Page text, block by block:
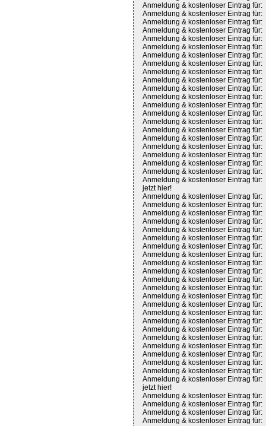
Anmeldung & kostenloser Eintrag für:
Anmeldung & kostenloser Eintrag für:
Anmeldung & kostenloser Eintrag für:
Anmeldung & kostenloser Eintrag für:
Anmeldung & kostenloser Eintrag für:
Anmeldung & kostenloser Eintrag für:
Anmeldung & kostenloser Eintrag für:
Anmeldung & kostenloser Eintrag für:
Anmeldung & kostenloser Eintrag für:
Anmeldung & kostenloser Eintrag für:
Anmeldung & kostenloser Eintrag für:
Anmeldung & kostenloser Eintrag für:
Anmeldung & kostenloser Eintrag für:
Anmeldung & kostenloser Eintrag für:
Anmeldung & kostenloser Eintrag für:
Anmeldung & kostenloser Eintrag für:
Anmeldung & kostenloser Eintrag für:
Anmeldung & kostenloser Eintrag für:
Anmeldung & kostenloser Eintrag für:
Anmeldung & kostenloser Eintrag für:
Anmeldung & kostenloser Eintrag für:
Anmeldung & kostenloser Eintrag für:
jetzt hier!
Anmeldung & kostenloser Eintrag für:
Anmeldung & kostenloser Eintrag für:
Anmeldung & kostenloser Eintrag für:
Anmeldung & kostenloser Eintrag für:
Anmeldung & kostenloser Eintrag für:
Anmeldung & kostenloser Eintrag für:
Anmeldung & kostenloser Eintrag für:
Anmeldung & kostenloser Eintrag für:
Anmeldung & kostenloser Eintrag für:
Anmeldung & kostenloser Eintrag für:
Anmeldung & kostenloser Eintrag für:
Anmeldung & kostenloser Eintrag für:
Anmeldung & kostenloser Eintrag für:
Anmeldung & kostenloser Eintrag für:
Anmeldung & kostenloser Eintrag für:
Anmeldung & kostenloser Eintrag für:
Anmeldung & kostenloser Eintrag für:
Anmeldung & kostenloser Eintrag für:
Anmeldung & kostenloser Eintrag für:
Anmeldung & kostenloser Eintrag für:
Anmeldung & kostenloser Eintrag für:
Anmeldung & kostenloser Eintrag für:
Anmeldung & kostenloser Eintrag für:
jetzt hier!
Anmeldung & kostenloser Eintrag für:
Anmeldung & kostenloser Eintrag für:
Anmeldung & kostenloser Eintrag für:
Anmeldung & kostenloser Eintrag für: